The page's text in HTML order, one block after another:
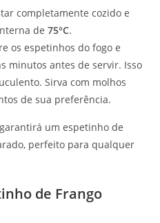
completamente cozido e
de 75°C.
os espetinhos do fogo e
minutos antes de servir. Isso
Sirva com molhos
de sua preferência.
um espetinho de
perfeito para qualquer
de Frango